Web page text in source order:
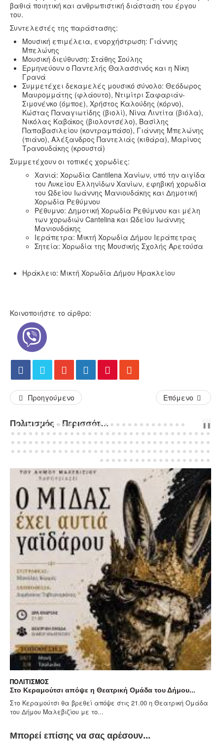
βαθιά ποιητική και ανθρωπιστική διάσταση του έργου
του.
Συντελεστές της παράστασης:
Μουσική επιμέλεια, ενορχήστρωση: Γιάννης
Μπελώνης
Μουσική διεύθυνση: Στάθης Σούλης
Ερμηνεύουν ο Παντελής Θαλασσινός και η Νίκη
Γρανά
Συμμετέχει δεκαμελές μουσικό σύνολο: Θεόδωρος
Μαυρομμάτης (φλάουτο), Ντιμίτρι Σαφαριάν-
Σιμονένκο (όμποε), Χρήστος Καλούδης (κόρνο),
Κώστας Παναγιωτίδης (βιολί), Νίνα Λιντίτα (βιόλα),
Νικόλας Καβάκος (βιολοντσέλο), Βασίλης
Παπαβασιλείου (κοντραμπάσο), Γιάννης Μπελώνης
(πιάνο), Αλέξανδρος Παντελιάς (κιθάρα), Μαρίνος
Τρανουδάκης (κρουστά)
Συμμετέχουν οι τοπικές χορωδίες:
Χανιά: Χορωδία Cantilena Χανίων, υπό την αιγίδα
του Λυκείου Ελληνίδων Χανίων, εφηβική χορωδία
του Ωδείου Ιωάννης Μανιουδάκης και Δημοτική
Χορωδία Ρεθύμνου
Ρέθυμνο: Δημοτική Χορωδία Ρεθύμνου και μέλη
των χορωδιών Cantelina και Ωδείου Ιωάννης
Μανιουδάκης
Ιεράπετρα: Μικτή Χορωδία Δήμου Ιεράπετρας
Σητεία: Χορωδία της Μουσικής Σχολής Αρετούσα
Ηράκλειο: Μικτή Χορωδία Δήμου Ηρακλείου
Κοινοποιήστε το άρθρο:
Προηγούμενο Επόμενο
Πολιτισμός - Περισσότερα Άρθρα... PREVNEXT
❚❚
Ομάδα του Δήμου...
21.00 η Θεατρική Ομάδα
Αναπληρώτρια Διοικήτρια Γενικό
Στις 21.00 απόψε το βράδυ θα
Γιώργου Ξυλούρη στο ανοιχτό...
Μπορεί επίσης να σας αρέσουν...